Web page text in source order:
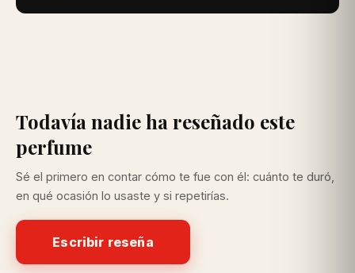
Todavía nadie ha reseñado este
perfume
Sé el primero en contar cómo te fue con él: cuánto te duró,
en qué ocasión lo usaste y si repetirías.
Escribir reseña